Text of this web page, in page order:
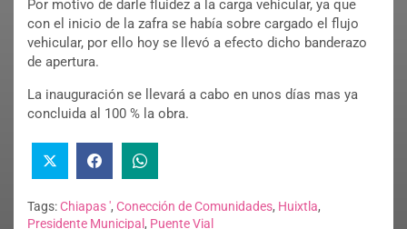
Por motivo de darle fluidez a la carga vehicular, ya que
con el inicio de la zafra se había sobre cargado el flujo
vehicular, por ello hoy se llevó a efecto dicho banderazo
de apertura.
La inauguración se llevará a cabo en unos días mas ya
concluida al 100 % la obra.
Tags:Chiapas ', Conección de Comunidades, Huixtla,
Presidente Municipal , Puente Vial